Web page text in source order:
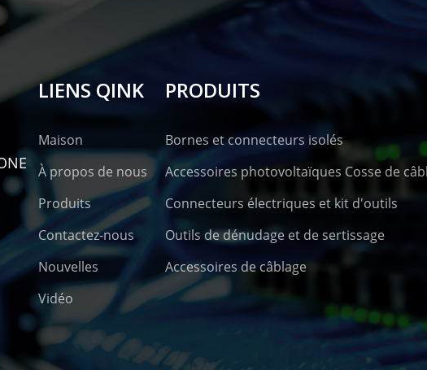
LIENS QINK
Maison
À propos de nous
Produits
Contactez-nous
Nouvelles
Vidéo
PRODUITS
Bornes et connecteurs isolés
Accessoires photovoltaïques Cosse de
Connecteurs électriques et kit d'outils
Outils de dénudage et de sertissage
Accessoires de câblage